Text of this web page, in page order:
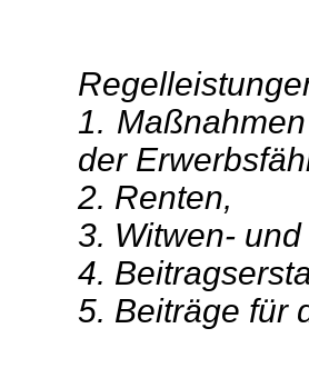
1.
der
2. Renten,
3. Witwen-
4.
5. Beiträge für